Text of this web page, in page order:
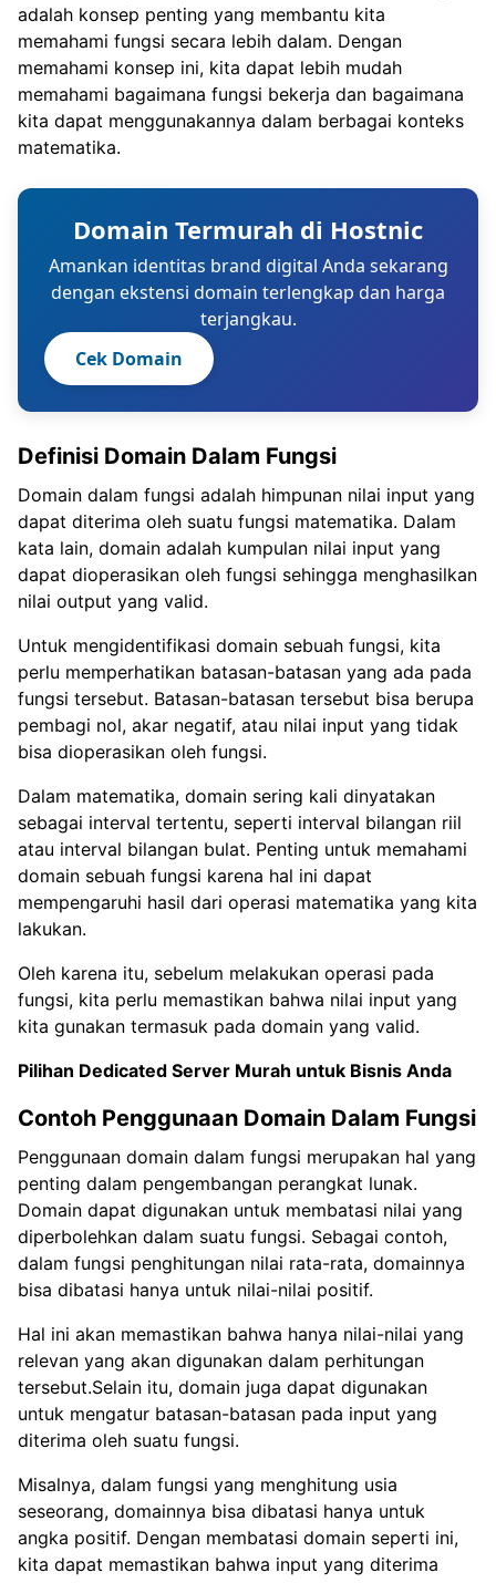
adalah konsep penting yang membantu kita
memahami fungsi secara lebih dalam. Dengan
memahami konsep ini, kita dapat lebih mudah
memahami bagaimana fungsi bekerja dan bagaimana
kita dapat menggunakannya dalam berbagai konteks
matematika.
Domain Termurah di Hostnic
Amankan identitas brand digital Anda sekarang
dengan ekstensi domain terlengkap dan harga
terjangkau.
Cek Domain
Definisi Domain Dalam Fungsi
Domain dalam fungsi adalah himpunan nilai input yang
dapat diterima oleh suatu fungsi matematika. Dalam
kata lain, domain adalah kumpulan nilai input yang
dapat dioperasikan oleh fungsi sehingga menghasilkan
nilai output yang valid.
Untuk mengidentifikasi domain sebuah fungsi, kita
perlu memperhatikan batasan-batasan yang ada pada
fungsi tersebut. Batasan-batasan tersebut bisa berupa
pembagi nol, akar negatif, atau nilai input yang tidak
bisa dioperasikan oleh fungsi.
Dalam matematika, domain sering kali dinyatakan
sebagai interval tertentu, seperti interval bilangan riil
atau interval bilangan bulat. Penting untuk memahami
domain sebuah fungsi karena hal ini dapat
mempengaruhi hasil dari operasi matematika yang kita
lakukan.
Oleh karena itu, sebelum melakukan operasi pada
fungsi, kita perlu memastikan bahwa nilai input yang
kita gunakan termasuk pada domain yang valid.
Pilihan Dedicated Server Murah untuk Bisnis Anda
Contoh Penggunaan Domain Dalam Fungsi
Penggunaan domain dalam fungsi merupakan hal yang
penting dalam pengembangan perangkat lunak.
Domain dapat digunakan untuk membatasi nilai yang
diperbolehkan dalam suatu fungsi. Sebagai contoh,
dalam fungsi penghitungan nilai rata-rata, domainnya
bisa dibatasi hanya untuk nilai-nilai positif.
Hal ini akan memastikan bahwa hanya nilai-nilai yang
relevan yang akan digunakan dalam perhitungan
tersebut.Selain itu, domain juga dapat digunakan
untuk mengatur batasan-batasan pada input yang
diterima oleh suatu fungsi.
Misalnya, dalam fungsi yang menghitung usia
seseorang, domainnya bisa dibatasi hanya untuk
angka positif. Dengan membatasi domain seperti ini,
kita dapat memastikan bahwa input yang diterima